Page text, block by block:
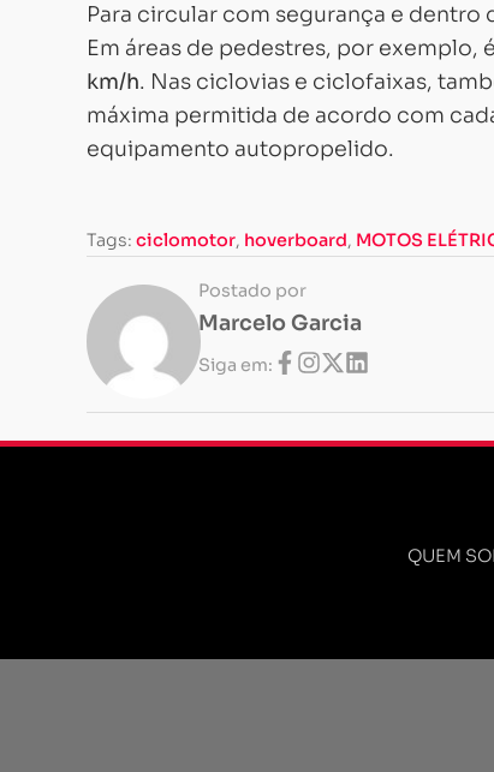
Para circular com segurança e
Em áreas de pedestres, por exemplo,
km/h. Nas ciclovias e ciclofaixas,
máxima permitida de acordo com
equipamento autopropelido.
Tags: ciclomotor, hoverboard, MOTOS
Postado por
Marcelo Garcia
Siga em:
QUEM